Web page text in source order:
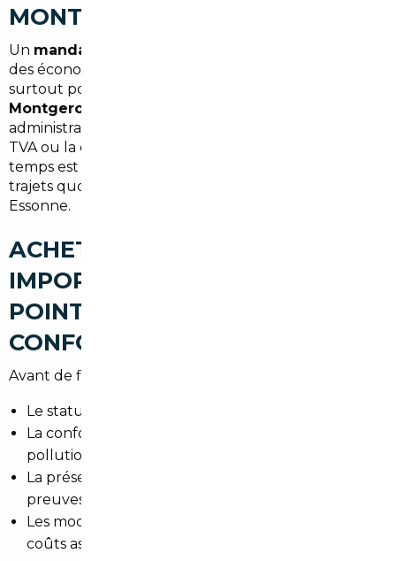
MONTGERON
Un mandataire auto Montgeron
des économies substantielles sur le prix d'achat,
surtout pour l'
Montgeron
administratives et réduit le risque d'erreur pour la
TVA ou la conformité technique. En outre, le gain de
temps est important pour les habitants ayant des
trajets quotidiens vers Paris ou les zones d'activité en
Essonne.
ACHETER UNE VOITURE
IMPORTÉE À MONTGERON : LES
POINTS DE VIGILANCE (TVA,
CONFORMITÉ, CARTE GRISE)
Avant de finaliser l'achat, vérifiez :
Le statut TVA du vendeur et la TVA due en France
La conformité aux normes françaises (feux,
pollution)
La présence des documents originaux et des
preuves d'entretien
Les modalités d'immatriculation en Essonne et les
coûts associés